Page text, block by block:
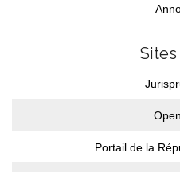
Portail de la